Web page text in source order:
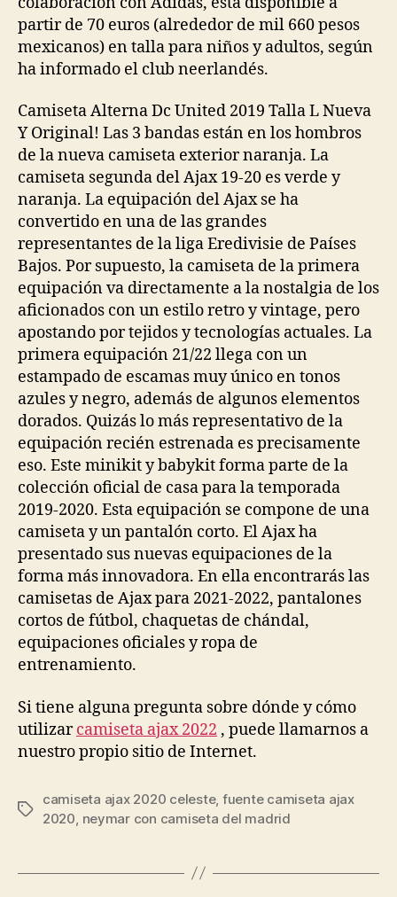
partir de 70 euros (alrededor de mil 660 pesos
mexicanos) en talla para niños y adultos, según
ha informado el club neerlandés.
Camiseta Alterna Dc United 2019 Talla L Nueva
Y Original! Las 3 bandas están en los hombros
de la nueva camiseta exterior naranja. La
camiseta segunda del Ajax 19-20 es verde y
naranja. La equipación del Ajax se ha
convertido en una de las grandes
representantes de la liga Eredivisie de Países
Bajos. Por supuesto, la camiseta de la primera
equipación va directamente a la nostalgia de los
aficionados con un estilo retro y vintage, pero
apostando por tejidos y tecnologías actuales. La
primera equipación 21/22 llega con un
estampado de escamas muy único en tonos
azules y negro, además de algunos elementos
dorados. Quizás lo más representativo de la
equipación recién estrenada es precisamente
eso. Este minikit y babykit forma parte de la
colección oficial de casa para la temporada
2019-2020. Esta equipación se compone de una
camiseta y un pantalón corto. El Ajax ha
presentado sus nuevas equipaciones de la
forma más innovadora. En ella encontrarás las
camisetas de Ajax para 2021-2022, pantalones
cortos de fútbol, chaquetas de chándal,
equipaciones oficiales y ropa de
entrenamiento.
Si tiene alguna pregunta sobre dónde y cómo
utilizarcamiseta ajax 2022 , puede llamarnos a
nuestro propio sitio de Internet.
Etiquetas
camiseta ajax 2020 celeste, fuente camiseta ajax
2020 neymar con camiseta del madrid